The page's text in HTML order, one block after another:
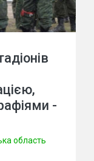
-
область